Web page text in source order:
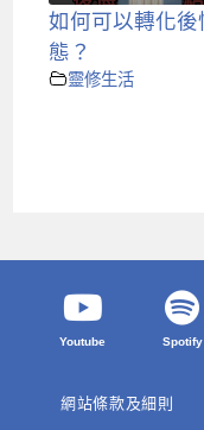
如何可以轉化後
態？
靈修生活
Youtube Spotify
網站條款及細則